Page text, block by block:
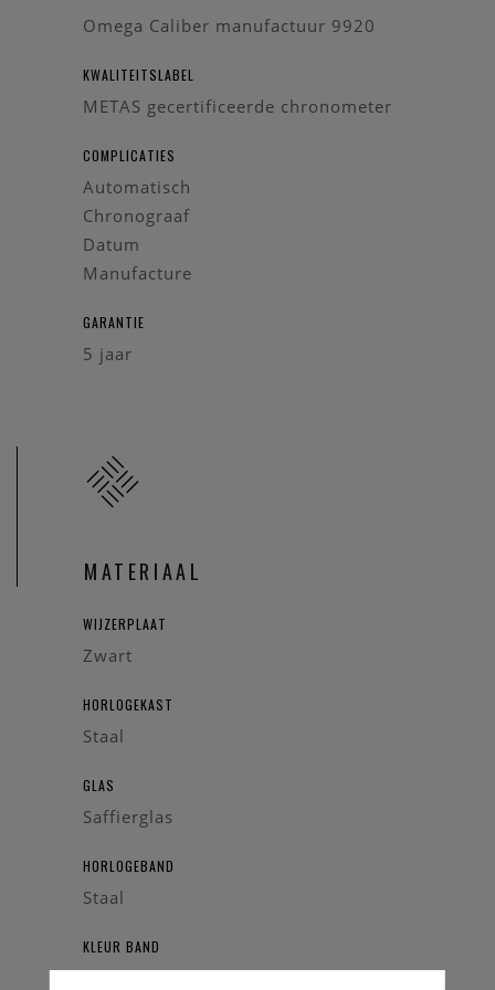
Omega Caliber manufactuur 9920
KWALITEITSLABEL
METAS gecertificeerde chronometer
COMPLICATIES
Automatisch
Chronograaf
Datum
Manufacture
GARANTIE
5 jaar
MATERIAAL
WIJZERPLAAT
Zwart
HORLOGEKAST
Staal
GLAS
Saffierglas
HORLOGEBAND
Staal
KLEUR BAND